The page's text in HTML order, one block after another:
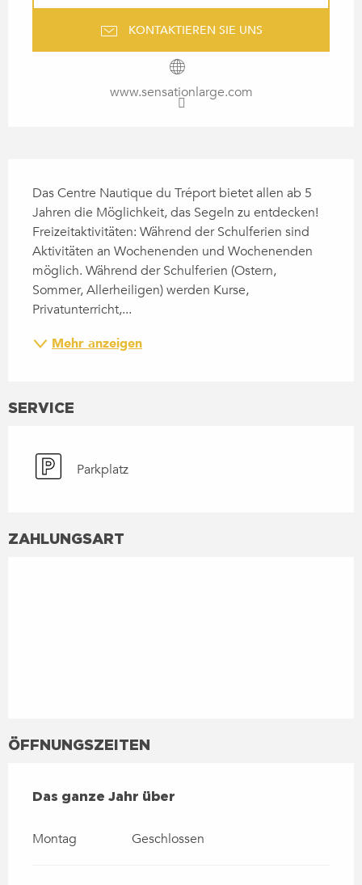
KONTAKTIEREN SIE UNS
www.sensationlarge.com
Das Centre Nautique du Tréport bietet allen ab 5
Jahren die Möglichkeit, das Segeln zu entdecken!
Freizeitaktivitäten: Während der Schulferien sind
Aktivitäten an Wochenenden und Wochenenden
möglich. Während der Schulferien (Ostern,
Sommer, Allerheiligen) werden Kurse,
Privatunterricht,...
Mehr anzeigen
SERVICE
Parkplatz
ZAHLUNGSART
ÖFFNUNGSZEITEN
DAS GANZE JAHR ÜBER
Das ganze Jahr über
Montag Geschlossen